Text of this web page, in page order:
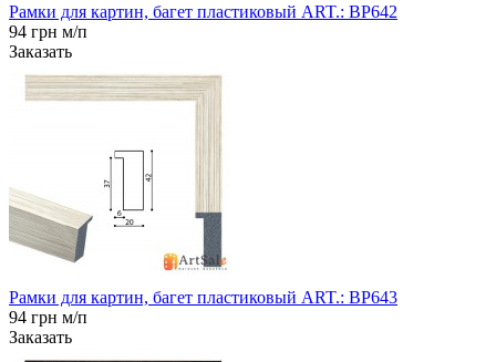
Рамки для картин, багет пластиковый ART.: BP642
94 грн м/п
Заказать
Рамки для картин, багет пластиковый ART.: BP643
94 грн м/п
Заказать